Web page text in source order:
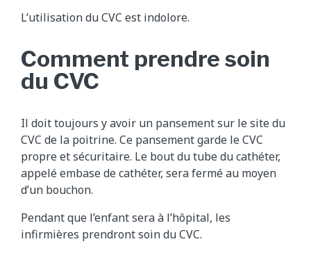
L’utilisation du CVC est indolore.
Comment prendre soin
du CVC
Il doit toujours y avoir un pansement sur le site du
CVC de la poitrine. Ce pansement garde le CVC
propre et sécuritaire. Le bout du tube du cathéter,
appelé embase de cathéter, sera fermé au moyen
d’un bouchon.
Pendant que l’enfant sera à l’hôpital, les
infirmières prendront soin du CVC.